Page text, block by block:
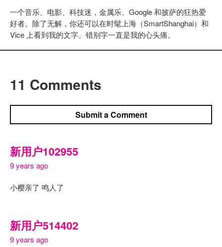
一个音乐、电影、科技迷，金属乐、Google 和披萨的狂热爱
好者。除了无解，你还可以在时髦上海（SmartShanghai）和
Vice 上看到我的文字。错别字一直是我的心头痛。
11 Comments
Submit a Comment
新用户102955
9 years ago
小樱亲了 鸣人了
新用户514402
9 years ago